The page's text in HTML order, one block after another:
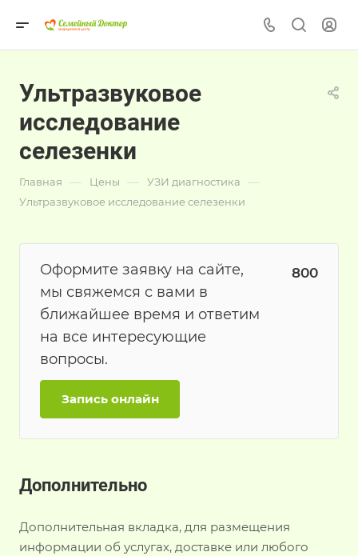
Ультразвуковое
исследование
селезенки
Главная — Цены — УЗИ диагностика —
Ультразвуковое исследование селезенки
Оформите заявку на сайте,
мы свяжемся с вами в
ближайшее время и ответим
на все интересующие
вопросы.
800
Запись онлайн
Дополнительно
Дополнительная вкладка, для размещения
информации об услугах, доставке или любого